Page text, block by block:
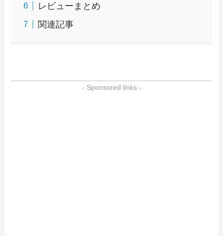
レビューまとめ
関連記事
- Sponsored links -